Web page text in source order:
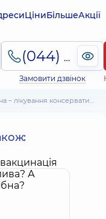
ЦіниБільшеАкції
(044) 495-2-888
Замовити дзвінок
консервативними методами, хірургічне втручання